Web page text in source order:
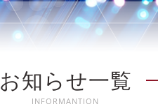
お知らせ一覧
INFORMANTION